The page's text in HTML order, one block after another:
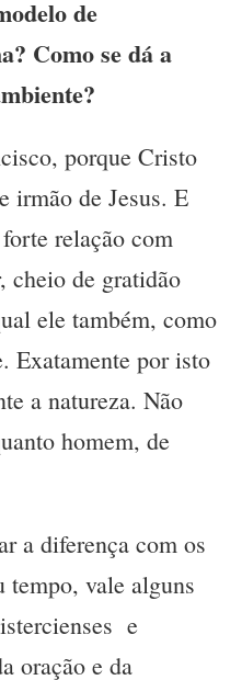
de
Como se dá a
porque Cristo
irmão de Jesus. E
relação com
cheio de gratidão
ele também, como
Exatamente por isto
a natureza. Não
homem, de
a diferença com os
tempo, vale alguns
e
oração e da